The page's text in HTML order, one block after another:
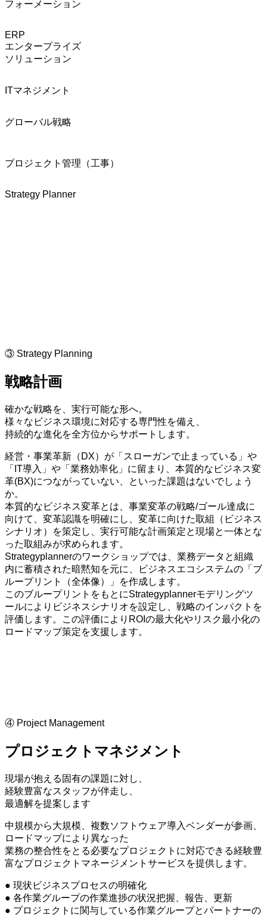
フォーメーション
ERP
エンタープライズ
ソリューション
ITマネジメント
グローバル戦略
プロジェクト管理（工事）
Strategy Planner
③ Strategy Planning
戦略計画
確かな戦略を、実行可能な形へ。
様々なビジネス環境に対応する専門性を備え、
持続的な進化を全方位からサポートします。
経営・事業革新（DX）が「スローガンで止まっている」や
「IT導入」や「業務効率化」に留まり、本質的なビジネス変
革(BX)につながっていない、といった課題はないでしょう
か。
本質的なビジネス変革とは、事業変革の戦略/ゴール達成に
向けて、変革認識を明確にし、変革に向けた取組（ビジネス
シナリオ）を策定し、実行可能な計画策定と現場と一体とな
った取組みが求められます。
Strategyplannerのワークショップでは、業務データと組織
内に蓄積された暗黙知を元に、ビジネスエコシステムの「ブ
ループリント（全体像）」を作成します。
このブループリントをもとにStrategyplannerモデリングツ
ールによりビジネスシナリオを設定し、戦略のインパクトを
評価します。この評価によりROIの最大化やリスク最小化の
ロードマップ策定を支援します。
④ Project Management
プロジェクトマネジメント
現場が抱える固有の課題に対し、
経験豊富なスタッフが伴走し、
最適解を提案します
中規模から大規模、複数ソフトウェア導入ベンダーが参画、
ロードマップにより異なった
業務の整合性をとる必要なプロジェクトに対応できる経験豊
富なプロジェクトマネージメントサービスを提供します。
● 現状ビジネスプロセスの明確化
● 各作業グループの作業進捗の状況把握、報告、更新
● プロジェクトに関与している作業グループとパートナーの